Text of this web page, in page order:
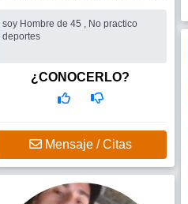
soy Hombre de 45 , No practico
deportes
¿CONOCERLO?
Mensaje / Citas